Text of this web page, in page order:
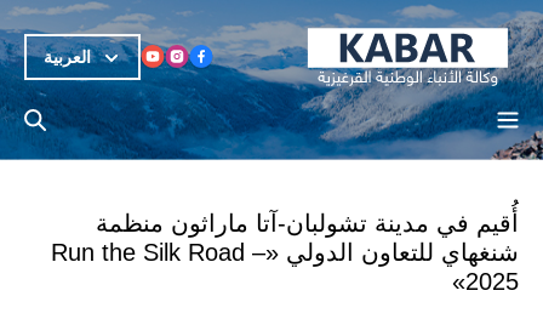
العربية
أُقيم في مدينة تشولبان-آتا ماراثون منظمة
شنغهاي للتعاون الدولي «Run the Silk Road –
2025»